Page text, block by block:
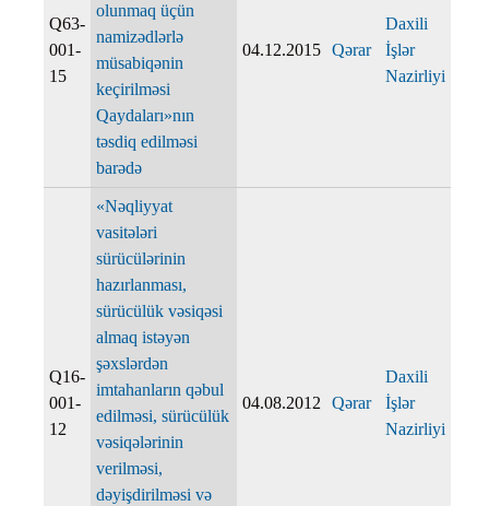
Q63-
001-
15
olunmaq üçün
namizədlərlə
müsabiqənin
keçirilməsi
Qaydaları»nın
təsdiq edilməsi
barədə
04.12.2015 Qərar
Daxili
İşlər
Nazirliyi
Q16-
001-
12
«Nəqliyyat
vasitələri
sürücülərinin
hazırlanması,
sürücülük vəsiqəsi
almaq istəyən
şəxslərdən
imtahanların qəbul
edilməsi, sürücülük
vəsiqələrinin
verilməsi,
dəyişdirilməsi və
04.08.2012 Qərar
Daxili
İşlər
Nazirliyi